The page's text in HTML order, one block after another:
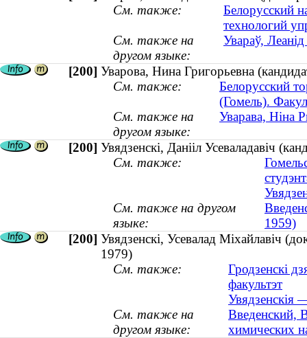
См. также:
Белорусский
технологий
См. также на
другом языке:
Увараў,
[200] Уварова, Нина Григорьевна
См. также:
Белорусский
(Гомель).
См. также на
другом языке:
Уварава, Ніна
[200] Увядзенскі, Данііл Усеваладавіч
См. также:
См. также на другом
языке:
1959)
[200] Увядзенскі, Усевалад Міхайлавіч
1979)
См. также:
Гродзенскі
факультэт
Увядзенскія
См. также на
другом языке:
Введенский,
химических